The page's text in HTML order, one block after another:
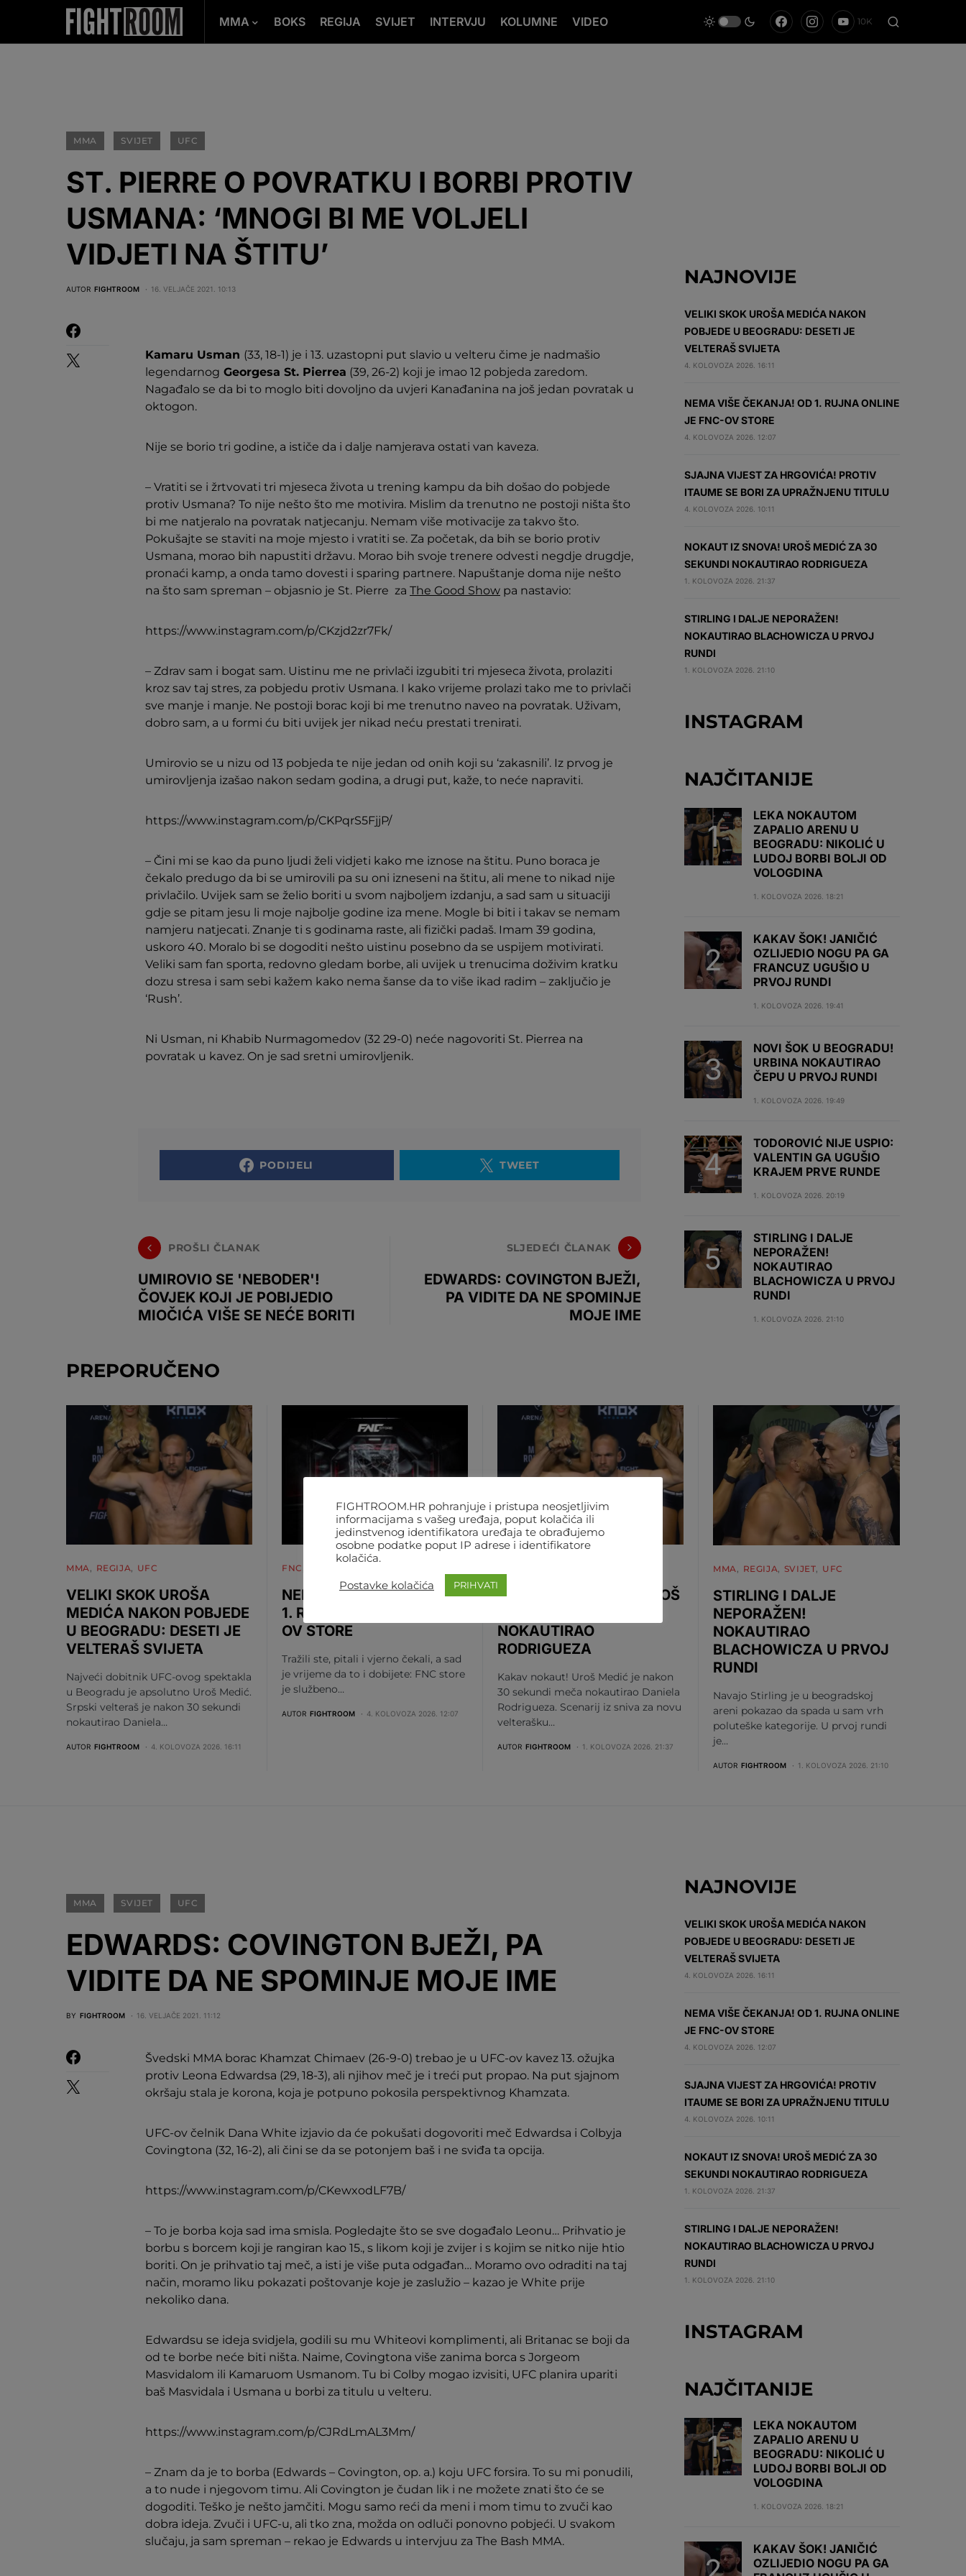
MMA BOKS REGIJA SVIJET INTERVJU KOLUMNE VIDEO 10K
MMA SVIJET UFC
ST. PIERRE O POVRATKU I BORBI PROTIV
USMANA: ‘MNOGI BI ME VOLJELI
VIDJETI NA ŠTITU’
AUTOR FIGHTROOM 16. VELJAČE 2021. 10:13
Kamaru Usman (33, 18-1) je i 13. uzastopni put slavio u velteru čime je nadmašio
legendarnog Georgesa St. Pierrea (39, 26-2) koji je imao 12 pobjeda zaredom.
Nagađalo se da bi to moglo biti dovoljno da uvjeri Kanađanina na još jedan povratak u
oktogon.
Nije se borio tri godine, a ističe da i dalje namjerava ostati van kaveza.
– Vratiti se i žrtvovati tri mjeseca života u trening kampu da bih došao do pobjede
protiv Usmana? To nije nešto što me motivira. Mislim da trenutno ne postoji ništa što
bi me natjeralo na povratak natjecanju. Nemam više motivacije za takvo što.
Pokušajte se staviti na moje mjesto i vratiti se. Za početak, da bih se borio protiv
Usmana, morao bih napustiti državu. Morao bih svoje trenere odvesti negdje drugdje,
pronaći kamp, a onda tamo dovesti i sparing partnere. Napuštanje doma nije nešto
na što sam spreman – objasnio je St. Pierre za The Good Show pa nastavio:
https://www.instagram.com/p/CKzjd2zr7Fk/
– Zdrav sam i bogat sam. Uistinu me ne privlači izgubiti tri mjeseca života, prolaziti
kroz sav taj stres, za pobjedu protiv Usmana. I kako vrijeme prolazi tako me to privlači
sve manje i manje. Ne postoji borac koji bi me trenutno naveo na povratak. Uživam,
dobro sam, a u formi ću biti uvijek jer nikad neću prestati trenirati.
Umirovio se u nizu od 13 pobjeda te nije jedan od onih koji su ‘zakasnili’. Iz prvog je
umirovljenja izašao nakon sedam godina, a drugi put, kaže, to neće napraviti.
https://www.instagram.com/p/CKPqrS5FjjP/
– Čini mi se kao da puno ljudi želi vidjeti kako me iznose na štitu. Puno boraca je
čekalo predugo da bi se umirovili pa su oni izneseni na štitu, ali mene to nikad nije
privlačilo. Uvijek sam se želio boriti u svom najboljem izdanju, a sad sam u situaciji
gdje se pitam jesu li moje najbolje godine iza mene. Mogle bi biti i takav se nemam
namjeru natjecati. Znanje ti s godinama raste, ali fizički padaš. Imam 39 godina,
uskoro 40. Moralo bi se dogoditi nešto uistinu posebno da se uspijem motivirati.
Veliki sam fan sporta, redovno gledam borbe, ali uvijek u trenucima doživim kratku
dozu stresa i sam sebi kažem kako nema šanse da to više ikad radim – zaključio je
‘Rush’.
Ni Usman, ni Khabib Nurmagomedov (32 29-0) neće nagovoriti St. Pierrea na
povratak u kavez. On je sad sretni umirovljenik.
PODIJELI TWEET
PROŠLI ČLANAK
UMIROVIO SE 'NEBODER'!
ČOVJEK KOJI JE POBIJEDIO
MIOČIĆA VIŠE SE NEĆE BORITI
SLJEDEĆI ČLANAK
EDWARDS: COVINGTON BJEŽI,
PA VIDITE DA NE SPOMINJE
MOJE IME
NAJNOVIJE
VELIKI SKOK UROŠA MEDIĆA NAKON
POBJEDE U BEOGRADU: DESETI JE
VELTERAŠ SVIJETA
4. KOLOVOZA 2026. 16:11
NEMA VIŠE ČEKANJA! OD 1. RUJNA ONLINE
JE FNC-OV STORE
4. KOLOVOZA 2026. 12:07
SJAJNA VIJEST ZA HRGOVIĆA! PROTIV
ITAUME SE BORI ZA UPRAŽNJENU TITULU
4. KOLOVOZA 2026. 10:11
NOKAUT IZ SNOVA! UROŠ MEDIĆ ZA 30
SEKUNDI NOKAUTIRAO RODRIGUEZA
1. KOLOVOZA 2026. 21:37
STIRLING I DALJE NEPORAŽEN!
NOKAUTIRAO BLACHOWICZA U PRVOJ
RUNDI
1. KOLOVOZA 2026. 21:10
INSTAGRAM
NAJČITANIJE
LEKA NOKAUTOM
ZAPALIO ARENU U
BEOGRADU: NIKOLIĆ U
LUDOJ BORBI BOLJI OD
VOLOGDINA
1. KOLOVOZA 2026. 18:21
KAKAV ŠOK! JANIČIĆ
OZLIJEDIO NOGU PA GA
FRANCUZ UGUŠIO U
PRVOJ RUNDI
1. KOLOVOZA 2026. 19:41
NOVI ŠOK U BEOGRADU!
URBINA NOKAUTIRAO
ČEPU U PRVOJ RUNDI
1. KOLOVOZA 2026. 19:49
TODOROVIĆ NIJE USPIO:
VALENTIN GA UGUŠIO
KRAJEM PRVE RUNDE
1. KOLOVOZA 2026. 20:19
STIRLING I DALJE
NEPORAŽEN!
NOKAUTIRAO
BLACHOWICZA U PRVOJ
RUNDI
1. KOLOVOZA 2026. 21:10
PREPORUČENO
MMA REGIJA UFC
VELIKI SKOK UROŠA
MEDIĆA NAKON POBJEDE
U BEOGRADU: DESETI JE
VELTERAŠ SVIJETA
Najveći dobitnik UFC-ovog spektakla
u Beogradu je apsolutno Uroš Medić.
Srpski velteraš je nakon 30 sekundi
nokautirao Daniela…
AUTOR FIGHTROOM 4. KOLOVOZA 2026. 16:11
FNC
NEMA VIŠE ČEKANJA! OD
1. RUJNA ONLINE JE FNC-
OV STORE
Tražili ste, pitali i vjerno čekali, a sad
je vrijeme da to i dobijete: FNC store
je službeno…
AUTOR FIGHTROOM 4. KOLOVOZA 2026. 12:07
NOKAUT IZ SNOVA! UROŠ
NOKAUTIRAO
RODRIGUEZA
Kakav nokaut! Uroš Medić je nakon
30 sekundi meča nokautirao Daniela
Rodrigueza. Scenarij iz sniva za novu
velterašku…
AUTOR FIGHTROOM 1. KOLOVOZA 2026. 21:37
MMA REGIJA SVIJET UFC
STIRLING I DALJE
NEPORAŽEN!
NOKAUTIRAO
BLACHOWICZA U PRVOJ
RUNDI
Navajo Stirling je u beogradskoj
areni pokazao da spada u sam vrh
poluteške kategorije. U prvoj rundi
je…
AUTOR FIGHTROOM 1. KOLOVOZA 2026. 21:10
MMA SVIJET UFC
EDWARDS: COVINGTON BJEŽI, PA
VIDITE DA NE SPOMINJE MOJE IME
BY FIGHTROOM 16. VELJAČE 2021. 11:12
Švedski MMA borac Khamzat Chimaev (26-9-0) trebao je u UFC-ov kavez 13. ožujka
protiv Leona Edwardsa (29, 18-3), ali njihov meč je i treći put propao. Na put sjajnom
okršaju stala je korona, koja je potpuno pokosila perspektivnog Khamzata.
UFC-ov čelnik Dana White izjavio da će pokušati dogovoriti meč Edwardsa i Colbyja
Covingtona (32, 16-2), ali čini se da se potonjem baš i ne sviđa ta opcija.
https://www.instagram.com/p/CKewxodLF7B/
– To je borba koja sad ima smisla. Pogledajte što se sve događalo Leonu… Prihvatio je
borbu s borcem koji je rangiran kao 15., s likom koji je zvijer i s kojim se nitko nije htio
boriti. On je prihvatio taj meč, a isti je više puta odgađan… Moramo ovo odraditi na taj
način, moramo liku pokazati poštovanje koje je zaslužio – kazao je White prije
nekoliko dana.
Edwardsu se ideja svidjela, godili su mu Whiteovi komplimenti, ali Britanac se boji da
od te borbe neće biti ništa. Naime, Covingtona više zanima borca s Jorgeom
Masvidalom ili Kamaruom Usmanom. Tu bi Colby mogao izvisiti, UFC planira upariti
baš Masvidala i Usmana u borbi za titulu u velteru.
https://www.instagram.com/p/CJRdLmAL3Mm/
– Znam da je to borba (Edwards – Covington, op. a.) koju UFC forsira. To su mi ponudili,
a to nude i njegovom timu. Ali Covington je čudan lik i ne možete znati što će se
dogoditi. Teško je nešto jamčiti. Mogu samo reći da meni i mom timu to zvuči kao
dobra ideja. Zvuči i UFC-u, ali tko zna, možda on odluči ponovno pobjeći. U svakom
slučaju, ja sam spreman – rekao je Edwards u intervjuu za The Bash MMA.
NAJNOVIJE
VELIKI SKOK UROŠA MEDIĆA NAKON
POBJEDE U BEOGRADU: DESETI JE
VELTERAŠ SVIJETA
4. KOLOVOZA 2026. 16:11
NEMA VIŠE ČEKANJA! OD 1. RUJNA ONLINE
JE FNC-OV STORE
4. KOLOVOZA 2026. 12:07
SJAJNA VIJEST ZA HRGOVIĆA! PROTIV
ITAUME SE BORI ZA UPRAŽNJENU TITULU
4. KOLOVOZA 2026. 10:11
NOKAUT IZ SNOVA! UROŠ MEDIĆ ZA 30
SEKUNDI NOKAUTIRAO RODRIGUEZA
1. KOLOVOZA 2026. 21:37
STIRLING I DALJE NEPORAŽEN!
NOKAUTIRAO BLACHOWICZA U PRVOJ
RUNDI
1. KOLOVOZA 2026. 21:10
INSTAGRAM
NAJČITANIJE
LEKA NOKAUTOM
ZAPALIO ARENU U
BEOGRADU: NIKOLIĆ U
LUDOJ BORBI BOLJI OD
VOLOGDINA
1. KOLOVOZA 2026. 18:21
KAKAV ŠOK! JANIČIĆ
OZLIJEDIO NOGU PA GA
FIGHTROOM.HR pohranjuje i pristupa neosjetljivim
informacijama s vašeg uređaja, poput kolačića ili
jedinstvenog identifikatora uređaja te obrađujemo
osobne podatke poput IP adrese i identifikatore
kolačića.
Postavke kolačića PRIHVATI